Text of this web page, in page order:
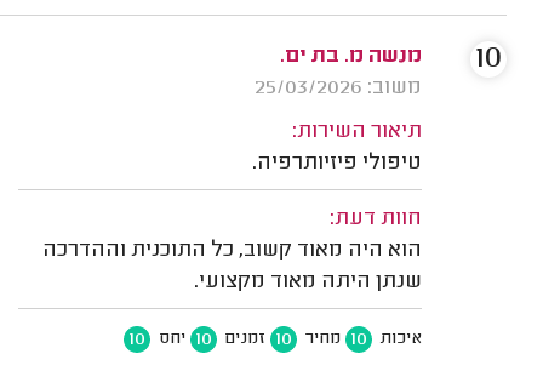
מנשה מ. בת ים.
משוב: 25/03/2026
תיאור השירות:
טיפולי פיזיותרפיה.
חוות דעת:
הוא היה מאוד קשוב, כל התוכנית וההדרכה
שנתן היתה מאוד מקצועי.
איכות 10 מחיר 10 זמנים 10 יחס 10
10